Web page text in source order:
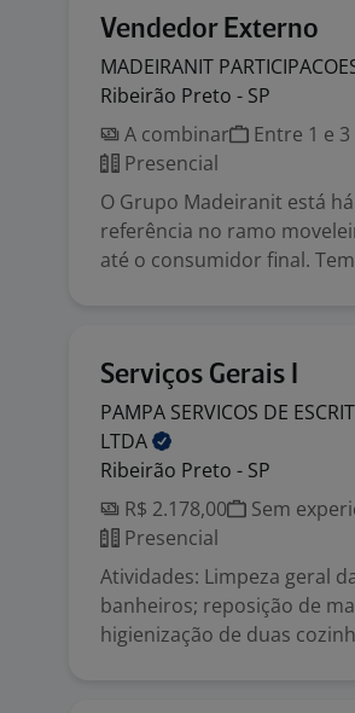
Vendedor Externo
MADEIRANIT
Ribeirão Preto - SP
A combinar
Entre 1 e
Presencial
O Grupo Madeiranit está
referência no ramo
até o consumidor final.
Serviços Gerais I
PAMPA SERVICOS DE
LTDA
Ribeirão Preto - SP
R$ 2.178,00
Sem
Presencial
Atividades: Limpeza geral
banheiros; reposição de
higienização de duas